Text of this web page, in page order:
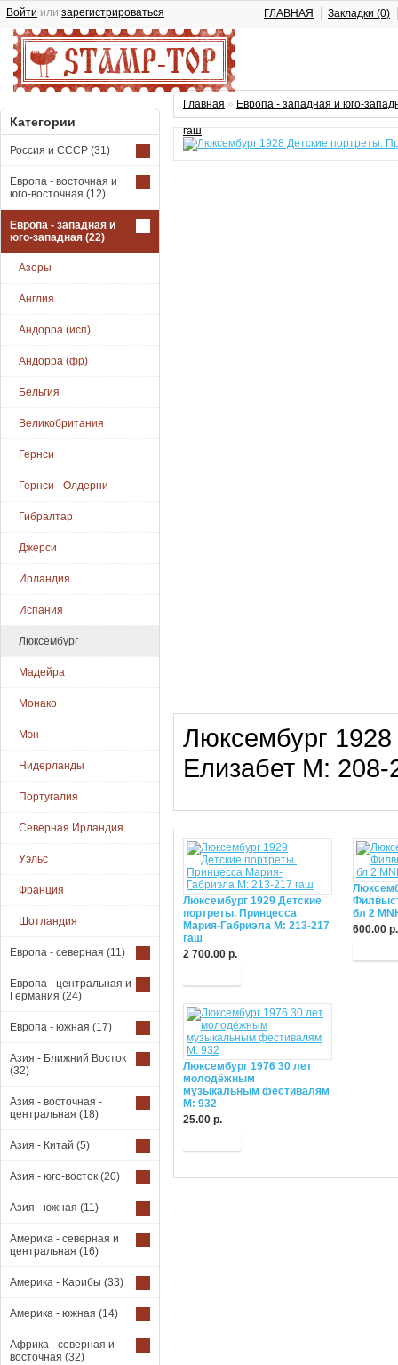
Войти или зарегистрироваться ГЛАВНАЯ Закладки (0)
Категории
Россия и СССР (31)
Европа - восточная и
юго-восточная (12)
Европа - западная и
юго-западная (22)
Азоры
Англия
Андорра (исп)
Андорра (фр)
Бельгия
Великобритания
Гернси
Гернси - Олдерни
Гибралтар
Джерси
Ирландия
Испания
Люксембург
Мадейра
Монако
Мэн
Нидерланды
Португалия
Северная Ирландия
Уэльс
Франция
Шотландия
Европа - северная (11)
Европа - центральная и
Германия (24)
Европа - южная (17)
Азия - Ближний Восток
(32)
Азия - восточная -
центральная (18)
Азия - Китай (5)
Азия - юго-восток (20)
Азия - южная (11)
Америка - северная и
центральная (16)
Америка - Карибы (33)
Америка - южная (14)
Африка - северная и
восточная (32)
Главная » Европа - западная и юго-
гаш
Люксембург
Елизабет М: 208-
Люксембург 1929 Детские
портреты. Принцесса
Мария-Габриэла М: 213-217
гаш
2 700.00 р.
бл 2
600.00 р.
Люксембург 1976 30 лет
молодёжным
музыкальным фестивалям
М: 932
25.00 р.